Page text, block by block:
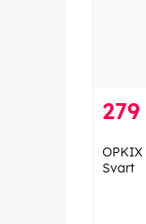
OPKIX
Svart